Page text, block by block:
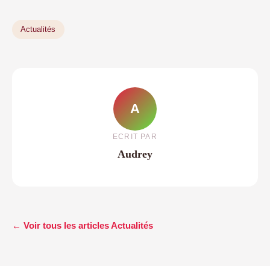
Actualités
A
ECRIT PAR
Audrey
← Voir tous les articles Actualités